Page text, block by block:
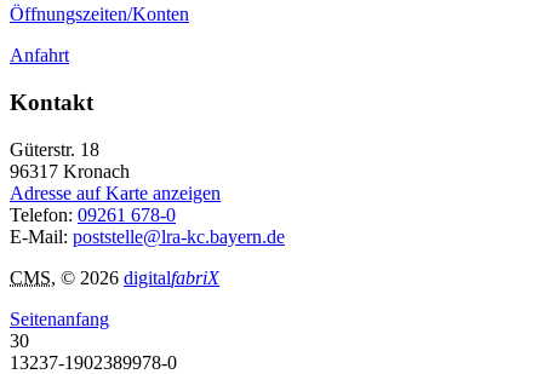
Öffnungszeiten/Konten
Anfahrt
Kontakt
Güterstr. 18
96317 Kronach
Adresse auf Karte anzeigen
Telefon: 09261 678-0
E-Mail: poststelle@lra-kc.bayern.de
CMS, © 2026 digitalfabriX
Seitenanfang
30
13237-1902389978-0